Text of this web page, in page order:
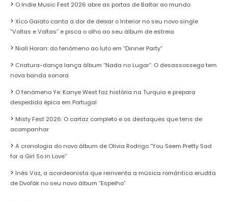
O Indie Music Fest 2026 abre as portas de Baltar ao mundo
Xico Gaiato canta a dor de deixar o Interior no seu novo single
“Voltas e Voltas” e pisca o olho ao seu álbum de estreia
Niall Horan: do fenómeno ao luto em “Dinner Party”
Criatura-dança lança álbum “Nada no Lugar”: O desassossego tem
nova banda sonora
O fenómeno Ye: Kanye West faz história na Turquia e prepara
despedida épica em Portugal
Misty Fest 2026: O cartaz completo e os destaques que tens de
acompanhar
A cronologia do novo álbum de Olivia Rodrigo “You Seem Pretty Sad
for a Girl So in Love”
Inês Vaz, a acordeonista que reinventa a música romântica erudita
de Dvořák no seu novo álbum “Espelho”